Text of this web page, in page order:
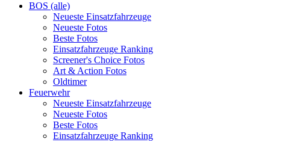
BOS (alle)
Neueste Einsatzfahrzeuge
Neueste Fotos
Beste Fotos
Einsatzfahrzeuge Ranking
Screener's Choice Fotos
Art & Action Fotos
Oldtimer
Feuerwehr
Neueste Einsatzfahrzeuge
Neueste Fotos
Beste Fotos
Einsatzfahrzeuge Ranking